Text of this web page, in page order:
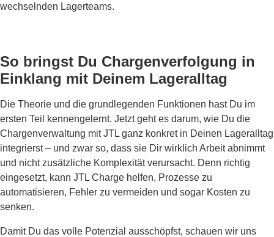
wechselnden Lagerteams.
So bringst Du Chargenverfolgung in
Einklang mit Deinem Lageralltag
Die Theorie und die grundlegenden Funktionen hast Du im
ersten Teil kennengelernt. Jetzt geht es darum, wie Du die
Chargenverwaltung mit JTL ganz konkret in Deinen Lageralltag
integrierst – und zwar so, dass sie Dir wirklich Arbeit abnimmt
und nicht zusätzliche Komplexität verursacht. Denn richtig
eingesetzt, kann JTL Charge helfen, Prozesse zu
automatisieren, Fehler zu vermeiden und sogar Kosten zu
senken.
Damit Du das volle Potenzial ausschöpfst, schauen wir uns